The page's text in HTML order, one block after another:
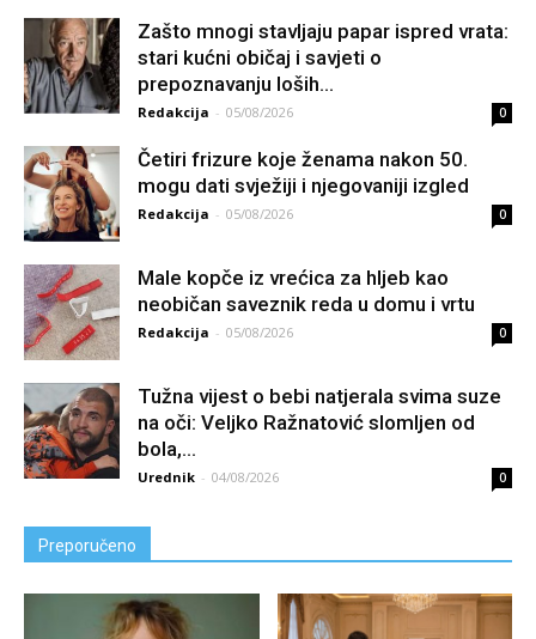
Zašto mnogi stavljaju papar ispred vrata:
stari kućni običaj i savjeti o
prepoznavanju loših...
Redakcija - 05/08/2026 0
Četiri frizure koje ženama nakon 50.
mogu dati svježiji i njegovaniji izgled
Redakcija - 05/08/2026 0
Male kopče iz vrećica za hljeb kao
neobičan saveznik reda u domu i vrtu
Redakcija - 05/08/2026 0
Tužna vijest o bebi natjerala svima suze
na oči: Veljko Ražnatović slomljen od
boIa,...
Urednik - 04/08/2026 0
Preporučeno